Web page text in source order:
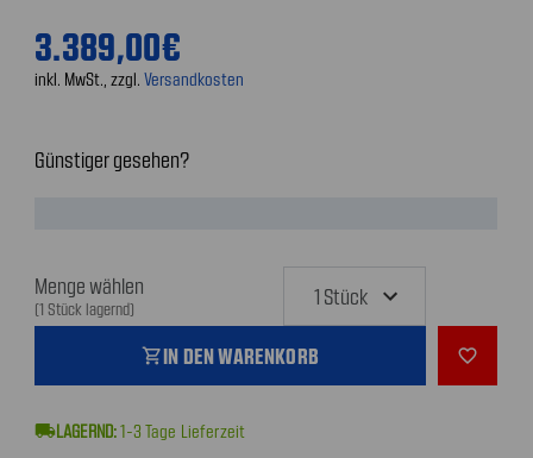
3.389,00€
inkl. MwSt., zzgl. Versandkosten
Günstiger gesehen?
Menge wählen
(1 Stück lagernd)
shopping_cartIN DEN WARENKORB favorite_outline
local_shipping 1-3 Tage Lieferzeit